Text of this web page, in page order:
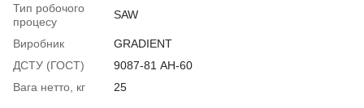
Тип робочого
процесу
SAW
Виробник
GRADIENT
ДСТУ (ГОСТ)
9087-81 АН-60
Вага нетто, кг
25